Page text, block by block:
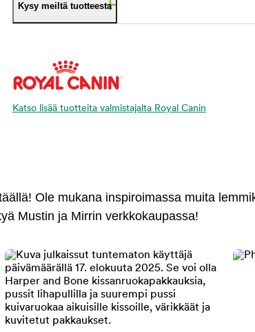
Kysy meiltä tuotteesta
Katso lisää tuotteita valmistajalta Royal Canin
Ole mukana inspiroimassa muita
Mustin ja Mirrin verkkokaupassa!